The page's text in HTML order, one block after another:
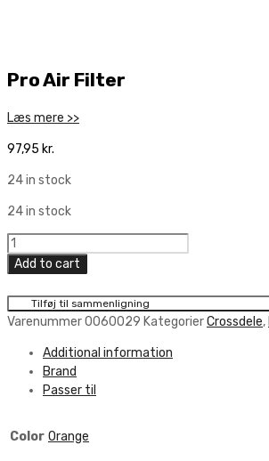
Pro Air Filter
Læs mere >>
97,95 kr.
24 in stock
24 in stock
Pro
Air
Filter
quantity
Add to cart
Tilføj til sammenligning
Varenummer0060029 KategorierCrossdele,
Additional information
Brand
Passer til
Color Orange